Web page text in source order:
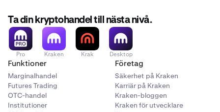
Ta din kryptohandel till nästa nivå.
Pro Kraken Krak Desktop
Funktioner
Marginalhandel
Futures Trading
OTC-handel
Institutioner
Företag
Säkerhet på Kraken
Karriär på Kraken
Kraken-bloggen
Kraken för utvecklare